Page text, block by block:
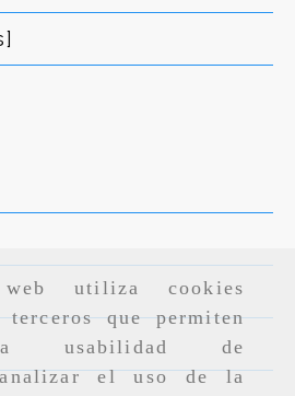
utiliza cookies
que permiten
usabilidad de
analizar el uso de la